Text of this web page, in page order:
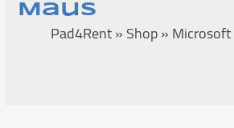
Maus
Pad4Rent»Shop»Microsoft